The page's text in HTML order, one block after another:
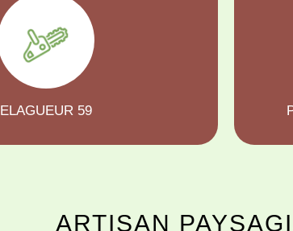
ELAGUEUR 59
ARTISAN